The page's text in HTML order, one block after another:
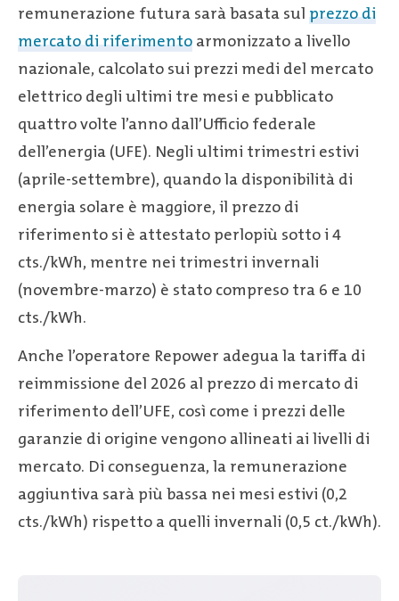
remunerazione futura sarà basata sul prezzo di
mercato di riferimento armonizzato a livello
nazionale, calcolato sui prezzi medi del mercato
elettrico degli ultimi tre mesi e pubblicato
quattro volte l’anno dall’Ufficio federale
dell’energia (UFE). Negli ultimi trimestri estivi
(aprile-settembre), quando la disponibilità di
energia solare è maggiore, il prezzo di
riferimento si è attestato perlopiù sotto i 4
cts./kWh, mentre nei trimestri invernali
(novembre-marzo) è stato compreso tra 6 e 10
cts./kWh.
Anche l’operatore Repower adegua la tariffa di
reimmissione del 2026 al prezzo di mercato di
riferimento dell’UFE, così come i prezzi delle
garanzie di origine vengono allineati ai livelli di
mercato. Di conseguenza, la remunerazione
aggiuntiva sarà più bassa nei mesi estivi (0,2
cts./kWh) rispetto a quelli invernali (0,5 ct./kWh).